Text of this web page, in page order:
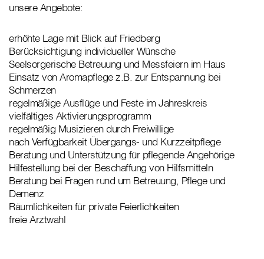
unsere Angebote:
erhöhte Lage mit Blick auf Friedberg
Berücksichtigung individueller Wünsche
Seelsorgerische Betreuung und Messfeiern im Haus
Einsatz von Aromapflege z.B. zur Entspannung bei
Schmerzen
regelmäßige Ausflüge und Feste im Jahreskreis
vielfältiges Aktivierungsprogramm
regelmäßig Musizieren durch Freiwillige
nach Verfügbarkeit Übergangs- und Kurzzeitpflege
Beratung und Unterstützung für pflegende Angehörige
Hilfestellung bei der Beschaffung von Hilfsmitteln
Beratung bei Fragen rund um Betreuung, Pflege und
Demenz
Räumlichkeiten für private Feierlichkeiten
freie Arztwahl